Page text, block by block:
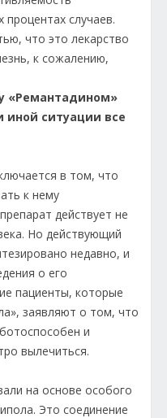
процентах случаев.
что это лекарство
к сожалению,
«Ремантадином»
иной ситуации все
в том, что
к нему
действует не
Но действующий
недавно, и
о его
пациенты, которые
заявляют о том, что
и
вылечиться.
на основе особого
Это соединение